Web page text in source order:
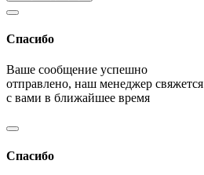
Спасибо
Ваше сообщение успешно
отправлено, наш менеджер свяжется
с вами в ближайшее время
Спасибо